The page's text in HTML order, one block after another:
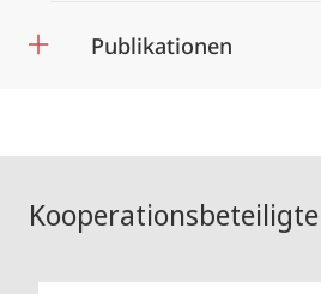
Publikationen
Kooperationsbeteiligte